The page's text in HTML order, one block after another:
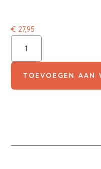
€ 27,95
Finish
Conditioner
aantal
TOEVOEGEN AAN